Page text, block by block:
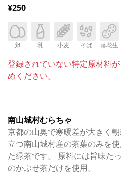
¥250
卵 乳 小麦 そば 落花生
登録されていない特定原材料
めください。
南山城村むらちゃ
京都の山奥で寒暖差が大きく
立つ南山城村産の茶葉のみを
た緑茶です。 原料には旨味た
のかぶせ茶だけを使用。